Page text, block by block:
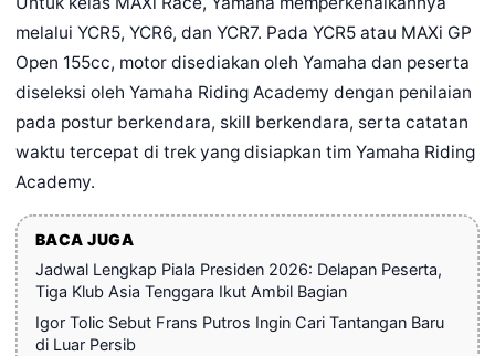
melalui YCR5, YCR6, dan YCR7. Pada YCR5 atau MAXi GP
Open 155cc, motor disediakan oleh Yamaha dan peserta
diseleksi oleh Yamaha Riding Academy dengan penilaian
pada postur berkendara, skill berkendara, serta catatan
waktu tercepat di trek yang disiapkan tim Yamaha Riding
Academy.
BACA JUGA
Jadwal Lengkap Piala Presiden 2026: Delapan Peserta,
Tiga Klub Asia Tenggara Ikut Ambil Bagian
Igor Tolic Sebut Frans Putros Ingin Cari Tantangan Baru
di Luar Persib